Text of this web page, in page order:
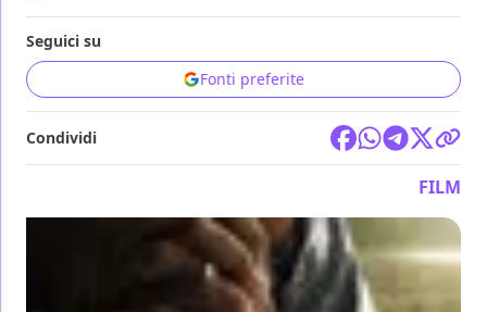
Seguici su
Fonti preferite
Condividi
FILM